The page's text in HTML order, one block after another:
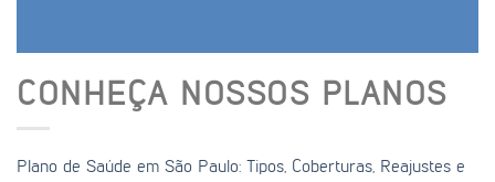
CONHEÇA NOSSOS PLANOS
Plano de Saúde em São Paulo: Tipos, Coberturas, Reajustes e